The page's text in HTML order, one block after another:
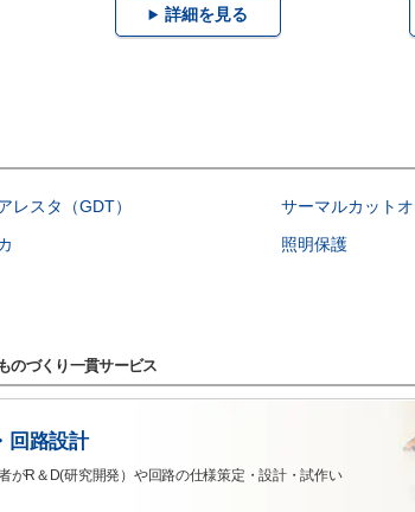
詳細を見る
レスタ（GDT）
サーマルカット
照明保護
ものづくり一貫サービス
回路設計
がR＆D(研究開発）や回路の仕様策定・設計・試作い